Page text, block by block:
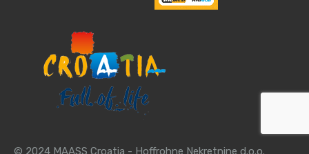
© 2024 MAASS Croatia - Hoffrohne Nekretnine d.o.o.